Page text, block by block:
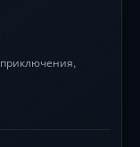
приключения,